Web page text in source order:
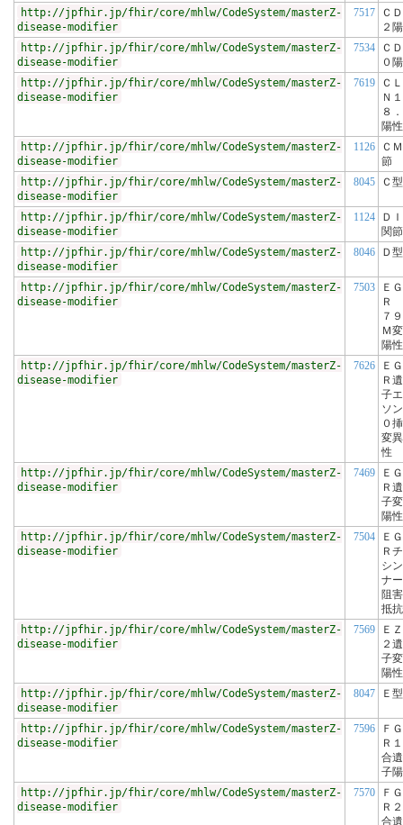
http://jpfhir.jp/fhir/core/mhlw/CodeSystem/masterZ-
disease-modifier
7517
Ｃ
２
http://jpfhir.jp/fhir/core/mhlw/CodeSystem/masterZ-
disease-modifier
7534
Ｃ
０
http://jpfhir.jp/fhir/core/mhlw/CodeSystem/masterZ-
disease-modifier
7619
Ｃ
Ｎ１
８
陽性
http://jpfhir.jp/fhir/core/mhlw/CodeSystem/masterZ-
disease-modifier
1126
Ｃ
節
http://jpfhir.jp/fhir/core/mhlw/CodeSystem/masterZ-
disease-modifier
8045 Ｃ型
http://jpfhir.jp/fhir/core/mhlw/CodeSystem/masterZ-
disease-modifier
1124
Ｄ
関節
http://jpfhir.jp/fhir/core/mhlw/CodeSystem/masterZ-
disease-modifier
8046 Ｄ型
http://jpfhir.jp/fhir/core/mhlw/CodeSystem/masterZ-
disease-modifier
7503
Ｅ
Ｒ
７
Ｍ
陽性
http://jpfhir.jp/fhir/core/mhlw/CodeSystem/masterZ-
disease-modifier
7626
Ｅ
Ｒ
子
ソ
０
変
性
http://jpfhir.jp/fhir/core/mhlw/CodeSystem/masterZ-
disease-modifier
7469
Ｅ
Ｒ
子
陽性
http://jpfhir.jp/fhir/core/mhlw/CodeSystem/masterZ-
disease-modifier
7504
Ｅ
Ｒ
シ
ナ
阻
抵
http://jpfhir.jp/fhir/core/mhlw/CodeSystem/masterZ-
disease-modifier
7569
Ｅ
２
子
陽性
http://jpfhir.jp/fhir/core/mhlw/CodeSystem/masterZ-
disease-modifier
8047 Ｅ型
http://jpfhir.jp/fhir/core/mhlw/CodeSystem/masterZ-
disease-modifier
7596
Ｆ
Ｒ
合
子
http://jpfhir.jp/fhir/core/mhlw/CodeSystem/masterZ-
disease-modifier
7570
Ｆ
Ｒ
合